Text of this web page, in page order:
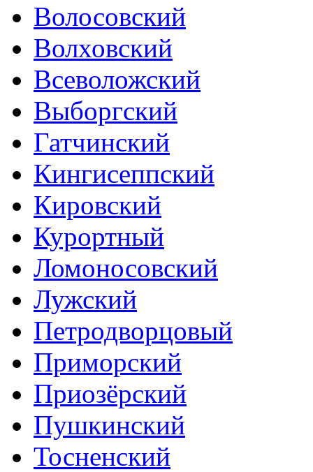
Волосовский
Волховский
Всеволожский
Выборгский
Гатчинский
Кингисеппский
Кировский
Курортный
Ломоносовский
Лужский
Петродворцовый
Приморский
Приозёрский
Пушкинский
Тосненский